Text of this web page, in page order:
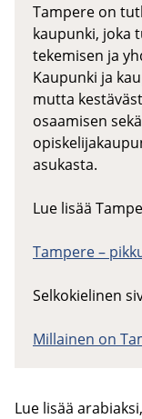
Tampere on
kaupunki, joka
tekemisen ja
Kaupunki ja
mutta
osaamisen
asukasta.
Lue lisää
Tampere –
Selkokielinen
Millainen on
Lue lisää